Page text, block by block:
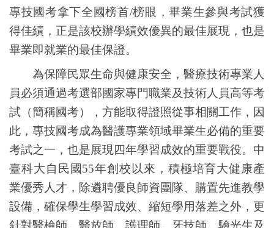
專技國考拿下全國榜首/榜眼，畢業生參與考試獲
得佳績，正是該校辦學績效優異的最佳展現，也是
畢業即就業的最佳保證。
為保障民眾生命與健康安全，醫療技術專業人
員必須通過考選部國家專門職業及技術人員高等考
試（簡稱國考），方能取得證照從事相關工作，因
此，專技國考成為醫護專業領域畢業生必備的重要
考試之一，也是展現四年學習成效的重要戰役。中
臺科大自民國55年創校以來，積極培育大健康產
業優秀人才，除遴聘優良師資團隊、購置先進教學
設備，確保學生學習成效、縮短學用落差之外，更
針對醫檢師、醫放師、護理師、牙技師、驗光生及